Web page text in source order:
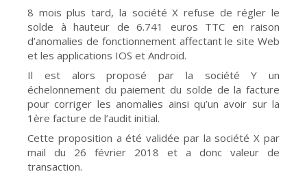
8 mois plus tard, la société X refuse de régler le
solde à hauteur de 6.741 euros TTC en raison
d’anomalies de fonctionnement affectant le site Web
et les applications IOS et Android.
Il est alors proposé par la société Y un
échelonnement du paiement du solde de la facture
pour corriger les anomalies ainsi qu’un avoir sur la
1ère facture de l’audit initial.
Cette proposition a été validée par la société X par
mail du 26 février 2018 et a donc valeur de
transaction.